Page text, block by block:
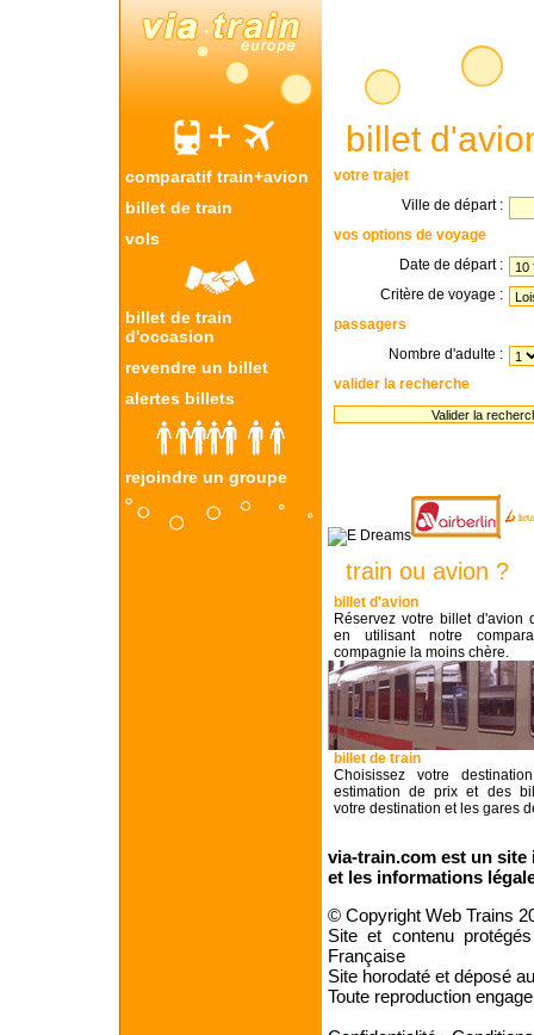
comparatif train+avion
billet de train
vols
billet de train
d'occasion
revendre un billet
alertes billets
rejoindre un groupe
billet
votre trajet
Ville de départ :
vos options de voyage
Date de départ :
Critère de voyage :
passagers
Nombre d'adulte :
valider la recherche
train ou avion ?
billet d'avion
Réservez votre billet d'avion
en utilisant notre
compagnie la moins chère.
billet de train
Choisissez votre
estimation de prix et des
votre destination et les gares
via-train.com est un
et les informations
© Copyright Web Trains
Site et contenu
Française
Site horodaté et déposé
Toute reproduction